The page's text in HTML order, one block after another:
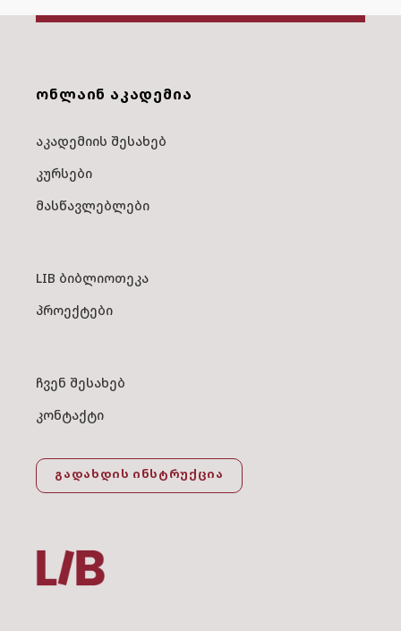
ᲝᲜᲚᲐᲘᲜ ᲐᲙᲐᲓᲔᲛᲘᲐ
აკადემიის შესახებ
კურსები
მასწავლებლები
LIB ბიბლიოთეკა
პროექტები
ჩვენ შესახებ
კონტაქტი
ᲒᲐᲓᲐᲮᲓᲘᲡ ᲘᲜᲡᲢᲠᲣᲥᲪᲘᲐ